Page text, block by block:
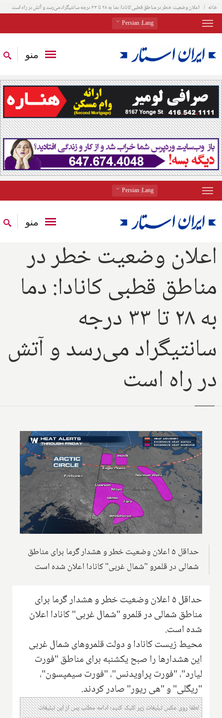
خانه اعلان وضعیت خطر در مناطق قطبی کانادا: دما به ۲۸ تا ۳۳ درجه سانتیگراد می‌رسد و آتش در راه است
Lang
: Persian
منو
Lang
: Persian
منو
اعلان وضعیت خطر در
مناطق قطبی کانادا: دما
به ۲۸ تا ۳۳ درجه
سانتیگراد می‌رسد و آتش
در راه است
حداقل ۵ اعلان وضعیت خطر و هشدار گرما برای مناطق
شمالی در قلمرو "شمال غربی" کانادا اعلان شده است
حداقل ۵ اعلان وضعیت خطر و هشدار گرما برای
مناطق شمالی در قلمرو "شمال غربی" کانادا اعلان
شده است.
محیط زیست کانادا و دولت قلمروهای شمال غربی
این هشدارها را صبح یکشنبه برای مناطق "فورت
لیارد"، "فورت پراویدنس"، "فورت سیمپسون"،
"ریگلی" و "هی ریور" صادر کردند.
لطفا روی عکس تبلیغات زیر کلیک کنید؛ ادامه مطلب پس از این تبلیغات